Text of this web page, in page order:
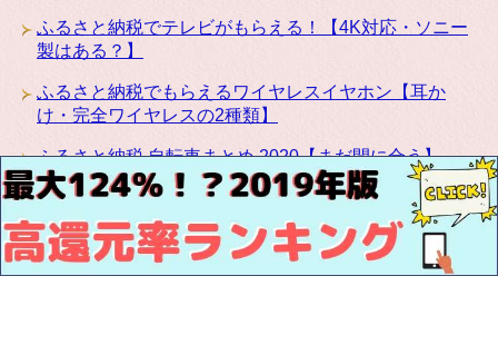
ふるさと納税でテレビがもらえる！【4K対応・ソニー
製はある？】
ふるさと納税でもらえるワイヤレスイヤホン【耳か
け・完全ワイヤレスの2種類】
ふるさと納税 自転車まとめ 2020【まだ間に合う】
ふるさと納税にカリモクの高級家具が登場！椅子・テ
ーブル・ベッドなど種類豊富です